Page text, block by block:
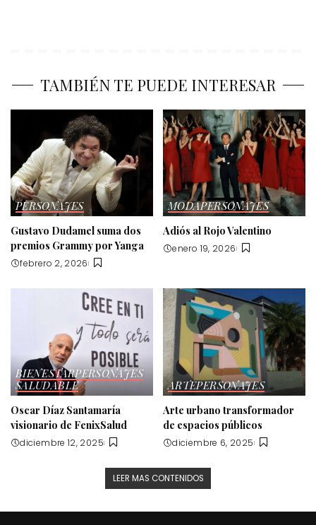
TAMBIÉN TE PUEDE INTERESAR
PERSONAJES
Gustavo Dudamel suma dos
premios Grammy por Yanga
febrero 2, 2026
MODAPERSONAJES
Adiós al Rojo Valentino
enero 19, 2026
BIENESTARPERSONAJES
SALUDABLE
Oscar Díaz Santamaría
visionario de FenixSalud
diciembre 12, 2025
ARTEPERSONAJES
Arte urbano transformador
de espacios públicos
diciembre 6, 2025
LEER MAS CONTENIDOS